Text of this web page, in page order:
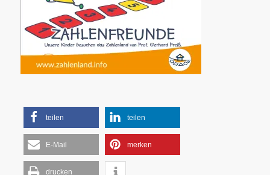
teilen teilen
E-Mail merken
drucken